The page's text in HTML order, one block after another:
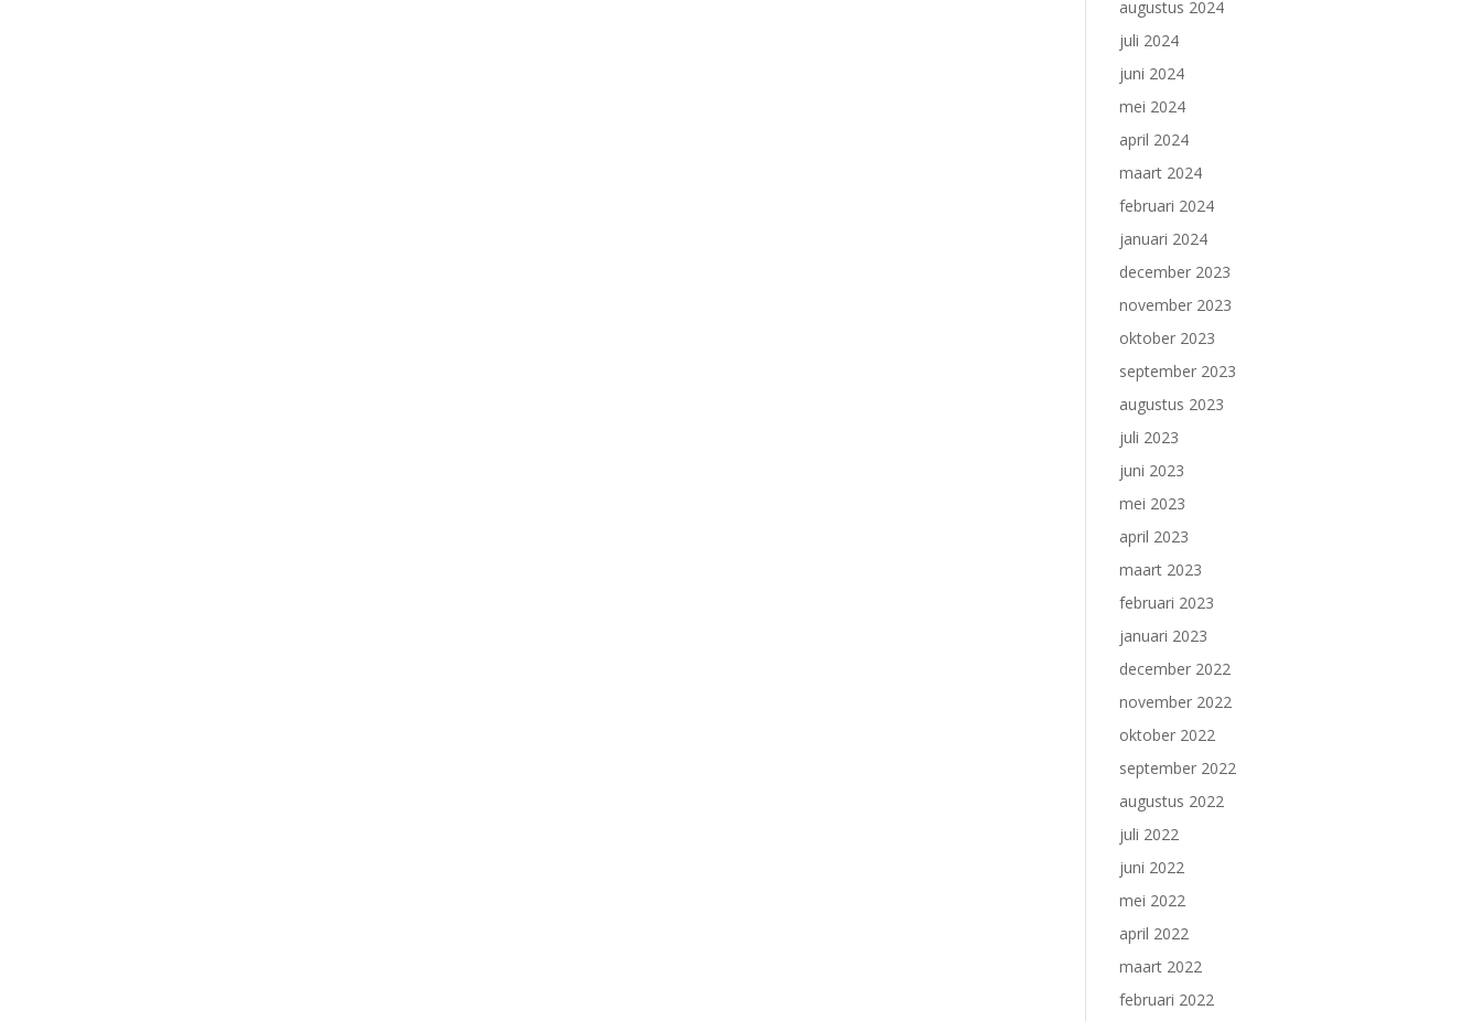
augustus 2024
juli 2024
juni 2024
mei 2024
april 2024
maart 2024
februari 2024
januari 2024
december 2023
november 2023
oktober 2023
september 2023
augustus 2023
juli 2023
juni 2023
mei 2023
april 2023
maart 2023
februari 2023
januari 2023
december 2022
november 2022
oktober 2022
september 2022
augustus 2022
juli 2022
juni 2022
mei 2022
april 2022
maart 2022
februari 2022